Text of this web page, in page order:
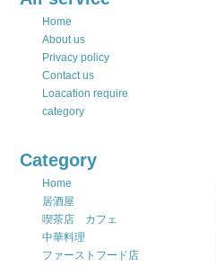
Home
About us
Privacy policy
Contact us
Loacation require
category
Category
Home
居酒屋
喫茶店 カフェ
中華料理
ファーストフード店